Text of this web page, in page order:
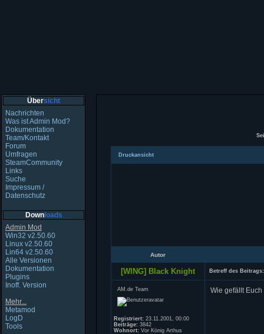
Übersicht
Nachrichten
Was ist Admin Mod?
Dokumentation
Team/Kontakt
Forum
Umfragen
SteamCommunity
Links
Suche
Impressum /
Datenschutz
Downloads
Admin Mod
Win32 v2.50.60
Linux v2.50.60
Lin64 v2.50.60
Alle Versionen
Dokumentation
Plugins
Inoff. Version
Mehr...
Metamod
LogD
Tools
Ein neues Thema erstellen Auf
Druckansicht
Autor
[WING] Black Knight Betreff des Beitrags:
AM.de Team
Registriert: 23.11.2001, 00:00
Beiträge: 3842
Wohnort: Vor König Arthus
Wie gefällt